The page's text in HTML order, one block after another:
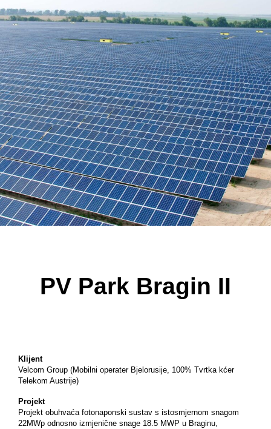
Karijera
Kontakt
Partner
Investitora
PV Park Bragin II
Klijent
Velcom Group (Mobilni operater Bjelorusije, 100% Tvrtka kćer
Telekom Austrije)
Projekt
Projekt obuhvaća fotonaponski sustav s istosmjernom snagom
22MWp odnosno izmjenične snage 18.5 MWP u Braginu,